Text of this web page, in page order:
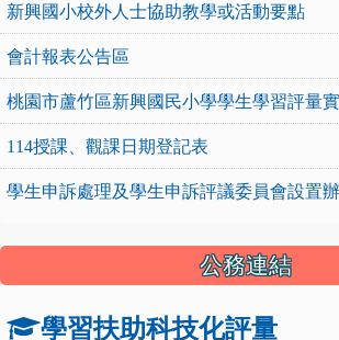
新興國小校外人士協助教學或活動要點
會計報表公告區
桃園市蘆竹區新興國民小學學生學習評量
114授課、觀課日期登記表
學生申訴處理及學生申訴評議委員會設置
公務連結
學習扶助科技化評量